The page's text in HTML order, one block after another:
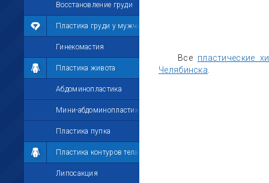
Восстановление груди
Пластика груди у мужчин
Гинекомастия
Пластика живота
Абдоминопластика
Мини-абдоминопластика
Пластика пупка
Пластика контуров тела
Липосакция
Все пластические
Челябинска